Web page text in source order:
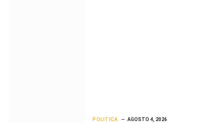
POLITICA AGOSTO 4, 2026